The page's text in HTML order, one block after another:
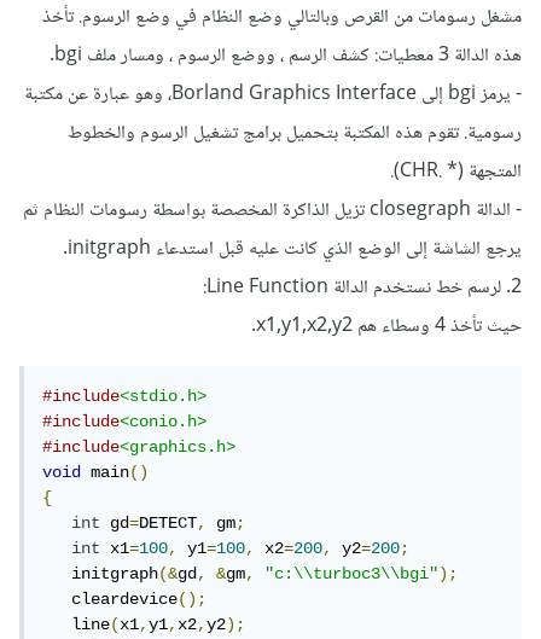
مشغل رسومات من القرص وبالتالي وضع النظام في وضع الرسوم. تأخذ
هذه الدالة 3 معطيات: كشف الرسم ، ووضع الرسوم ، ومسار ملف bgi.
- يرمز bgi إلى Borland Graphics Interface، وهو عبارة عن مكتبة
رسومية. تقوم هذه المكتبة بتحميل برامج تشغيل الرسوم والخطوط
المتجهة (* .CHR).
- الدالة closegraph تزيل الذاكرة المخصصة بواسطة رسومات النظام ثم
يرجع الشاشة إلى الوضع الذي كانت عليه قبل استدعاء initgraph.
2. لرسم خط نستخدم الدالة Line Function:
حيث تأخذ 4 وسطاء هم x1,y1,x2,y2.
#include<stdio.h>
#include<conio.h>
#include<graphics.h>
void main()
{
int
gd=DETECT, gm;
int
x1=100, y1=100, x2=200, y2=200;
   initgraph
(&gd, &gm, "c:\\turboc3\\bgi");
   cleardevice
();
   line
(x1,y1,x2,y2);